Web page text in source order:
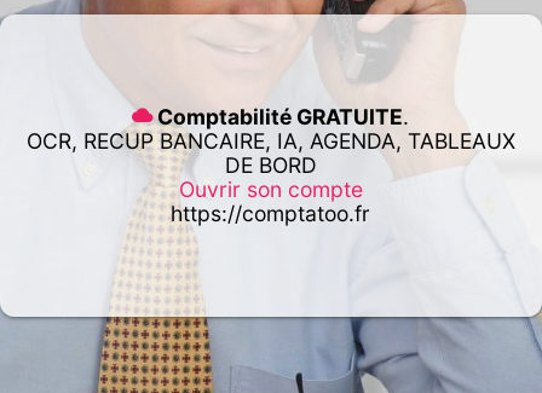
Comptabilité GRATUITE.
OCR, RECUP BANCAIRE, IA, AGENDA, TABLEAUX
DE BORD
Ouvrir son compte
https://comptatoo.fr